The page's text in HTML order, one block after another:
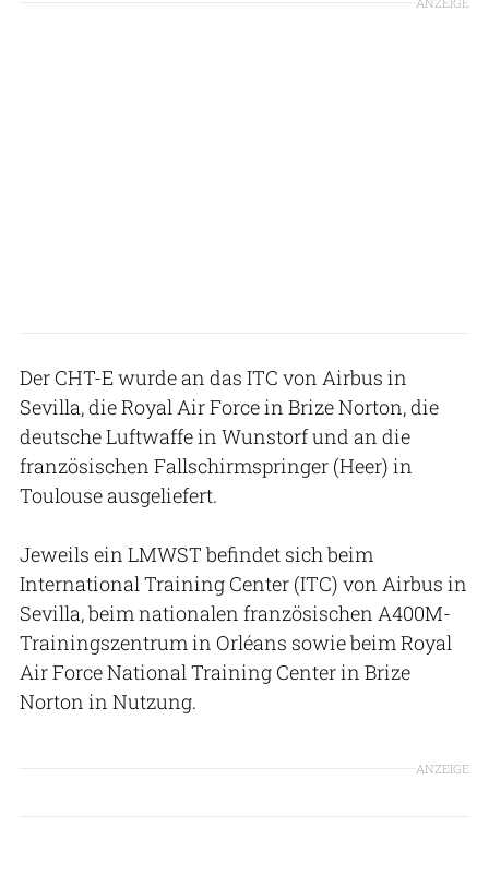
Der CHT-E wurde an das ITC von Airbus in
Sevilla, die Royal Air Force in Brize Norton, die
deutsche Luftwaffe in Wunstorf und an die
französischen Fallschirmspringer (Heer) in
Toulouse ausgeliefert.
Jeweils ein LMWST befindet sich beim
International Training Center (ITC) von Airbus in
Sevilla, beim nationalen französischen A400M-
Trainingszentrum in Orléans sowie beim Royal
Air Force National Training Center in Brize
Norton in Nutzung.
ANZEIGE